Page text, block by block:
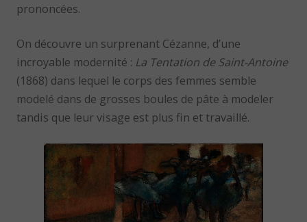
prononcées.
On découvre un surprenant Cézanne, d’une
incroyable modernité : La Tentation de Saint-Antoine
(1868) dans lequel le corps des femmes semble
modelé dans de grosses boules de pâte à modeler
tandis que leur visage est plus fin et travaillé.